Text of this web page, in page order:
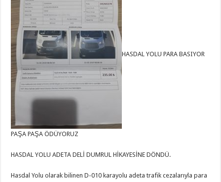
HASDAL YOLU PARA BASIYOR
PAŞA PAŞA ÖDÜYORUZ
HASDAL YOLU ADETA DELİ DUMRUL HİKAYESİNE DÖNDÜ.
Hasdal Yolu olarak bilinen D-010 karayolu adeta trafik cezalarıyla para